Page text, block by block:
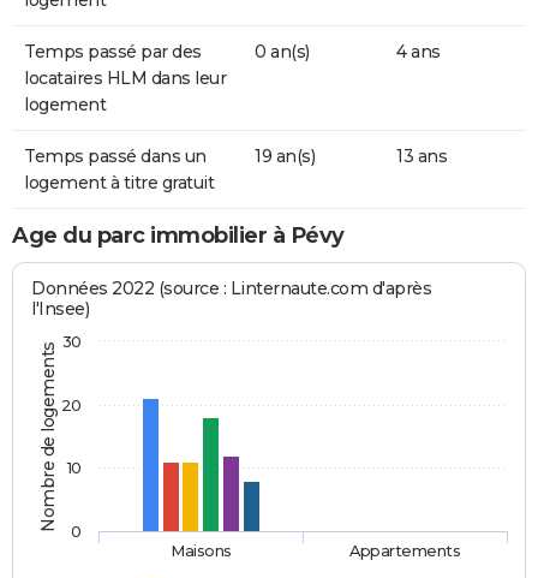
Temps passé par des
locataires HLM dans leur
logement
0 an(s) 4 ans
Temps passé dans un
logement à titre gratuit
19 an(s) 13 ans
Age du parc immobilier à Pévy
Nombre de logements
Données 2022 (source : Linternaute.com d'après
l'Insee)
Maisons Appartements
0
10
20
30